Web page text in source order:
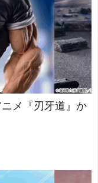
メ『刃牙道』か